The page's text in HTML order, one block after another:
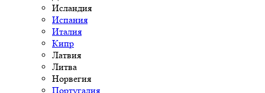
Исландия
Испания
Италия
Кипр
Латвия
Литва
Норвегия
Португалия